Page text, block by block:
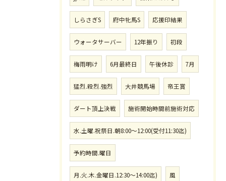
しらさぎS 府中牝馬S 応援印結果
ウォータサーバー 12年振り 初段
梅雨明け 6月最終日 午後休診 7月
猛烈.殺烈.強烈 大井競馬場 帝王賞
ダート頂上決戦 施術開始時間前施術対応
水.土曜.祝祭日.朝8:00〜12:00(受付11:30迄)
予約時間.曜日
月.火.木.金曜日.12:30〜14:00迄) 風